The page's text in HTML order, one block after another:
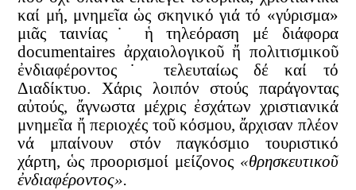
καί μή, μνημεῖα ὡς σκηνικό γιά τό «γύρισμα»
μιᾶς ταινίας˙ ἡ τηλεόραση μέ διάφορα
documentaires ἀρχαιολογικοῦ ἤ πολιτισμικοῦ
ἐνδιαφέροντος˙ τελευταίως δέ καί τό
Διαδίκτυο. Χάρις λοιπόν στούς παράγοντας
αὐτούς, ἄγνωστα μέχρις ἐσχάτων χριστιανικά
μνημεῖα ἤ περιοχές τοῦ κόσμου, ἄρχισαν πλέον
νά μπαίνουν στόν παγκόσμιο τουριστικό
χάρτη, ὡς προορισμοί μείζονος «θρησκευτικοῦ
ἐνδιαφέροντος».